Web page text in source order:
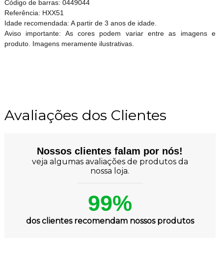
Código de barras: 0449044
Referência: HXX51
Idade recomendada: A partir de 3 anos de idade.
Aviso importante: As cores podem variar entre as imagens e
produto. Imagens meramente ilustrativas.
Avaliações dos Clientes
Nossos clientes falam por nós!
veja algumas avaliações de produtos da
nossa loja.
99%
dos clientes recomendam nossos produtos